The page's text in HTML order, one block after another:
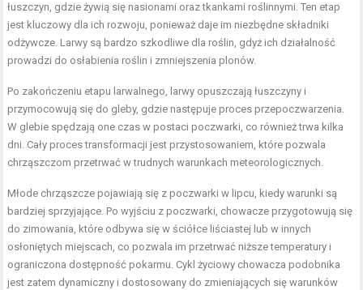
łuszczyn, gdzie żywią się nasionami oraz tkankami roślinnymi. Ten etap
jest kluczowy dla ich rozwoju, ponieważ daje im niezbędne składniki
odżywcze. Larwy są bardzo szkodliwe dla roślin, gdyż ich działalność
prowadzi do osłabienia roślin i zmniejszenia plonów.
Po zakończeniu etapu larwalnego, larwy opuszczają łuszczyny i
przymocowują się do gleby, gdzie następuje proces przepoczwarzenia.
W glebie spędzają one czas w postaci poczwarki, co również trwa kilka
dni. Cały proces transformacji jest przystosowaniem, które pozwala
chrząszczom przetrwać w trudnych warunkach meteorologicznych.
Młode chrząszcze pojawiają się z poczwarki w lipcu, kiedy warunki są
bardziej sprzyjające. Po wyjściu z poczwarki, chowacze przygotowują się
do zimowania, które odbywa się w ściółce liściastej lub w innych
osłoniętych miejscach, co pozwala im przetrwać niższe temperatury i
ograniczona dostępność pokarmu. Cykl życiowy chowacza podobnika
jest zatem dynamiczny i dostosowany do zmieniających się warunków